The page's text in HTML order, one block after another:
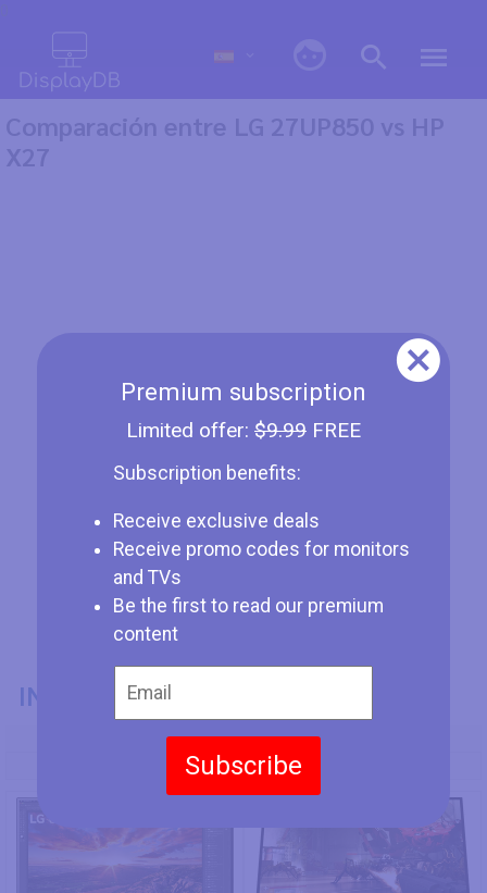
Premium subscription
Limited offer: $9.99FREE
Subscription benefits:
Receive exclusive deals
Receive promo codes for monitors
and TVs
Be the first to read our premium
content
Subscribe
Comparación entre LG 27UP850 vs HP
X27
INFORMACIÓN GENERAL
Modelo